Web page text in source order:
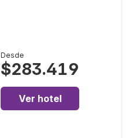
Desde
$283.419
Ver hotel